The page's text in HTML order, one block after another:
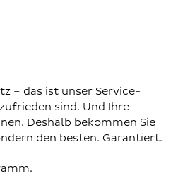
– das ist unser Service-
sind. Und Ihre
Deshalb bekommen Sie
den besten. Garantiert.